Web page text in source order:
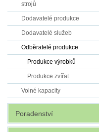
strojů
Dodavatelé produkce
Dodavatelé služeb
Odběratelé produkce
Produkce výrobků
Produkce zvířat
Volné kapacity
Poradenství